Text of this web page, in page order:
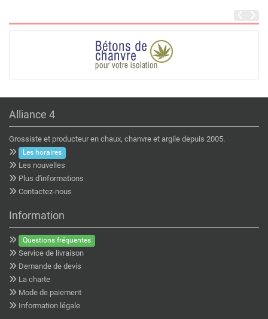
Alliance 4
Grossiste et producteur en chaux, chanvre et argile depuis 2005.
Les horaires
Les nouvelles
Plus d'informations
Contactez-nous
Information
Questions fréquentes
Service de livraison
Demande de devis
La charte
Mode de paiement
Information légale